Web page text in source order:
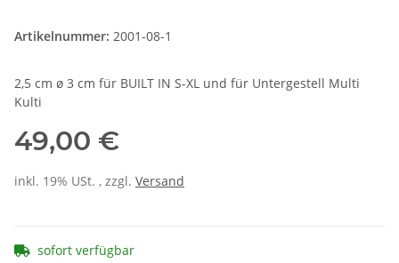
Artikelnummer: 2001-08-1
2,5 cm ø 3 cm für BUILT IN S-XL und für Untergestell Multi
Kulti
49,00 €
inkl. 19% USt. , zzgl. Versand
sofort verfügbar